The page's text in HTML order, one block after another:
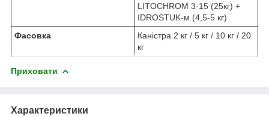
LITOCHROM 3-15 (25кг) +
IDROSTUK-м (4,5-5 кг)
Фасовка
Каністра 2 кг / 5 кг / 10 кг / 20
кг
Приховати
Характеристики